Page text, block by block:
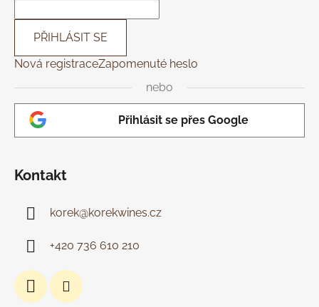
PŘIHLÁSIT SE
Nová registraceZapomenuté heslo
nebo
Přihlásit se přes Google
Kontakt
korek@korekwines.cz
+420 736 610 210